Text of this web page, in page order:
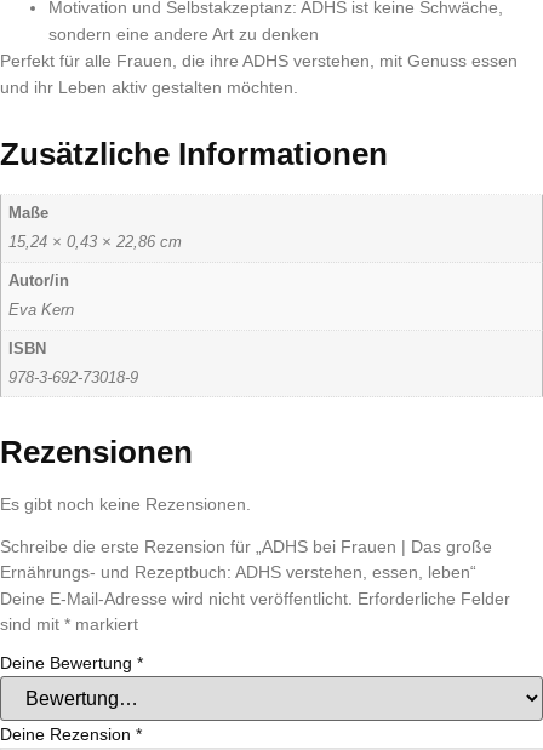
Motivation und Selbstakzeptanz: ADHS ist keine Schwäche,
sondern eine andere Art zu denken
Perfekt für alle Frauen, die ihre ADHS verstehen, mit Genuss essen
und ihr Leben aktiv gestalten möchten.
Zusätzliche Informationen
Maße
15,24 × 0,43 × 22,86 cm
Autor/in
Eva Kern
ISBN
978-3-692-73018-9
Rezensionen
Es gibt noch keine Rezensionen.
Schreibe die erste Rezension für „ADHS bei Frauen | Das große
Ernährungs- und Rezeptbuch: ADHS verstehen, essen, leben“
Deine E-Mail-Adresse wird nicht veröffentlicht. Erforderliche Felder
sind mit * markiert
Deine Bewertung *
Deine Rezension *